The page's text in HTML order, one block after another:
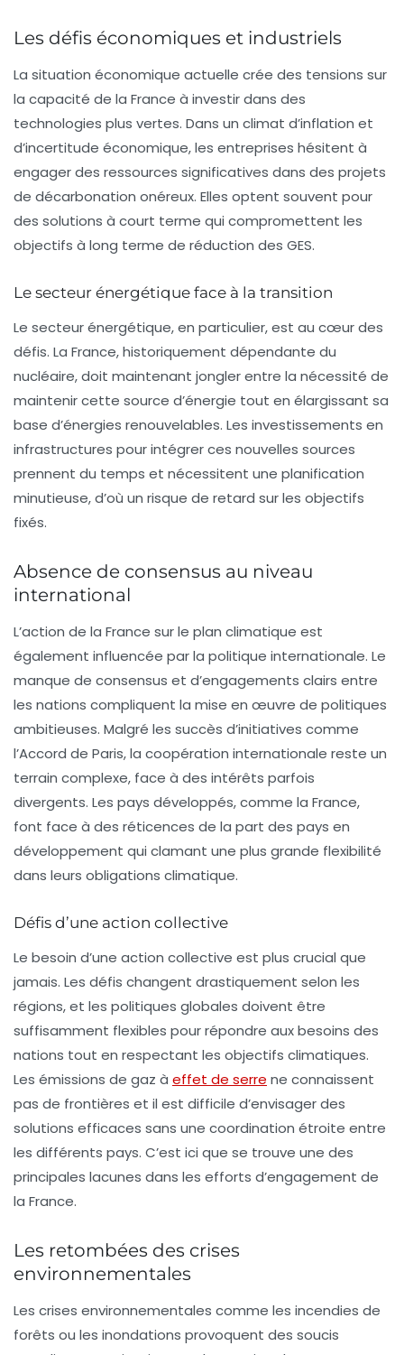
Les défis économiques et industriels
La situation économique actuelle crée des tensions sur
la capacité de la France à investir dans des
technologies plus vertes. Dans un climat d’inflation et
d’incertitude économique, les entreprises hésitent à
engager des ressources significatives dans des projets
de décarbonation onéreux. Elles optent souvent pour
des solutions à court terme qui compromettent les
objectifs à long terme de réduction des GES.
Le secteur énergétique face à la transition
Le secteur énergétique, en particulier, est au cœur des
défis. La France, historiquement dépendante du
nucléaire, doit maintenant jongler entre la nécessité de
maintenir cette source d’énergie tout en élargissant sa
base d’énergies renouvelables. Les investissements en
infrastructures pour intégrer ces nouvelles sources
prennent du temps et nécessitent une planification
minutieuse, d’où un risque de retard sur les objectifs
fixés.
Absence de consensus au niveau
international
L’action de la France sur le plan climatique est
également influencée par la politique internationale. Le
manque de consensus et d’engagements clairs entre
les nations compliquent la mise en œuvre de politiques
ambitieuses. Malgré les succès d’initiatives comme
l’Accord de Paris, la coopération internationale reste un
terrain complexe, face à des intérêts parfois
divergents. Les pays développés, comme la France,
font face à des réticences de la part des pays en
développement qui clamant une plus grande flexibilité
dans leurs obligations climatique.
Défis d’une action collective
Le besoin d’une action collective est plus crucial que
jamais. Les défis changent drastiquement selon les
régions, et les politiques globales doivent être
suffisamment flexibles pour répondre aux besoins des
nations tout en respectant les objectifs climatiques.
Les émissions de gaz à effet de serre ne connaissent
pas de frontières et il est difficile d’envisager des
solutions efficaces sans une coordination étroite entre
les différents pays. C’est ici que se trouve une des
principales lacunes dans les efforts d’engagement de
la France.
Les retombées des crises
environnementales
Les crises environnementales comme les incendies de
forêts ou les inondations provoquent des soucis